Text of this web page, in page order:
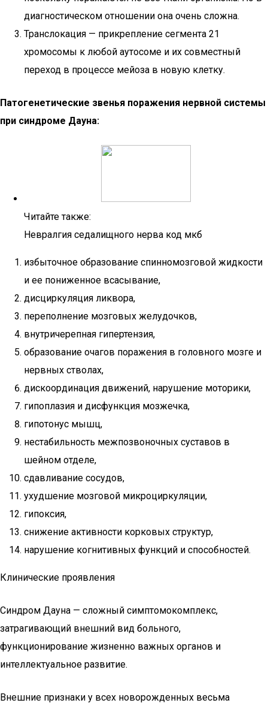
диагностическом отношении она очень сложна.
Транслокация — прикрепление сегмента 21
хромосомы к любой аутосоме и их совместный
переход в процессе мейоза в новую клетку.
Патогенетические звенья поражения нервной системы
при синдроме Дауна:
Читайте также:
Невралгия седалищного нерва код мкб
избыточное образование спинномозговой жидкости
и ее пониженное всасывание,
дисциркуляция ликвора,
переполнение мозговых желудочков,
внутричерепная гипертензия,
образование очагов поражения в головного мозге и
нервных стволах,
дискоординация движений, нарушение моторики,
гипоплазия и дисфункция мозжечка,
гипотонус мышц,
нестабильность межпозвоночных суставов в
шейном отделе,
сдавливание сосудов,
ухудшение мозговой микроциркуляции,
гипоксия,
снижение активности корковых структур,
нарушение когнитивных функций и способностей.
Клинические проявления
Синдром Дауна — сложный симптомокомплекс,
затрагивающий внешний вид больного,
функционирование жизненно важных органов и
интеллектуальное развитие.
Внешние признаки у всех новорожденных весьма